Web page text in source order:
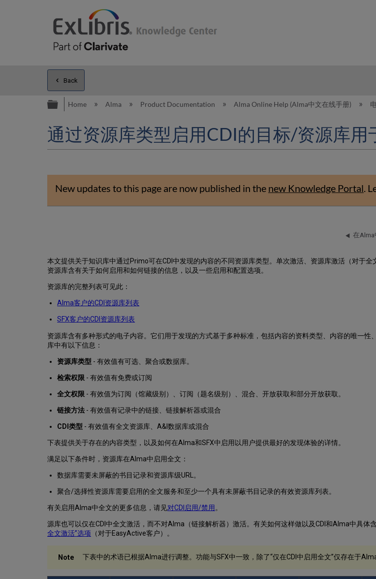
Back
Expand/collapse global hierarchy
Home Alma Product Documentation Alma Online Help (Alma中文在线手册)
通过资源库类型启用CDI的目标/资源库用
New updates to this page are now published in the new Knowledge Portal.
在Alma
本文提供关于知识库中通过Primo可在CDI中发现的内容的不同资源库类型。单次激活、资源库激活（对于
资源库含有关于如何启用和如何链接的信息，以及一些启用和配置选项。
资源库的完整列表可见此：
Alma客户的CDI资源库列表
SFX客户的CDI资源库列表
资源库含有多种形式的电子内容。它们用于发现的方式基于多种标准，包括内容的资料类型、内容的唯一
库中有以下信息：
资源库类型 - 有效值有可选、聚合或数据库。
检索权限 - 有效值有免费或订阅
全文权限 - 有效值为订阅（馆藏级别）、订阅（题名级别）、混合、开放获取和部分开放获取。
链接方法 - 有效值有记录中的链接、链接解析器或混合
CDI类型 - 有效值有全文资源库、A&I数据库或混合
下表提供关于存在的内容类型，以及如何在Alma和SFX中启用以用户提供最好的发现体验的详情。
满足以下条件时，资源库在Alma中启用全文：
数据库需要未屏蔽的书目记录和资源库级URL。
聚合/选择性资源库需要启用的全文服务和至少一个具有未屏蔽书目记录的有效资源库列表。
有关启用Alma中全文的更多信息，请见对CDI启用/禁用。
源库也可以仅在CDI中全文激活，而不对Alma（链接解析器）激活。有关如何这样做以及CDI和Alma中具体
全文激活”选项 （对于EasyActive客户）。
下表中的术语已根据Alma进行调整。功能与SFX中一致，除了“仅在CDI中启用全文”仅存在于Alma